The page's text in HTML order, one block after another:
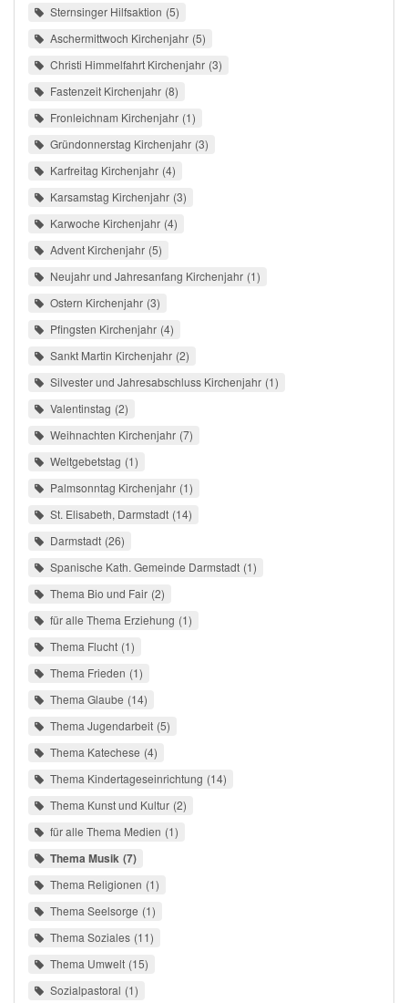
Sternsinger Hilfsaktion 5
Aschermittwoch Kirchenjahr 5
Christi Himmelfahrt Kirchenjahr 3
Fastenzeit Kirchenjahr 8
Fronleichnam Kirchenjahr 1
Gründonnerstag Kirchenjahr 3
Karfreitag Kirchenjahr 4
Karsamstag Kirchenjahr 3
Karwoche Kirchenjahr 4
Advent Kirchenjahr 5
Neujahr und Jahresanfang Kirchenjahr 1
Ostern Kirchenjahr 3
Pfingsten Kirchenjahr 4
Sankt Martin Kirchenjahr 2
Silvester und Jahresabschluss Kirchenjahr 1
Valentinstag 2
Weihnachten Kirchenjahr 7
Weltgebetstag 1
Palmsonntag Kirchenjahr 1
St. Elisabeth, Darmstadt 14
Darmstadt 26
Spanische Kath. Gemeinde Darmstadt 1
Thema Bio und Fair 2
für alle Thema Erziehung 1
Thema Flucht 1
Thema Frieden 1
Thema Glaube 14
Thema Jugendarbeit 5
Thema Katechese 4
Thema Kindertageseinrichtung 14
Thema Kunst und Kultur 2
für alle Thema Medien 1
Thema Musik 7
Thema Religionen 1
Thema Seelsorge 1
Thema Soziales 11
Thema Umwelt 15
Sozialpastoral 1